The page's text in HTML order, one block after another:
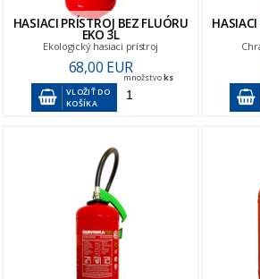
HASIACI PRÍSTROJ BEZ FLUÓRU
EKO 3L
Ekologický hasiaci prístroj
68,00 EUR
VLOŽIŤ DO
KOŠÍKA
množstvoks
HASIACI